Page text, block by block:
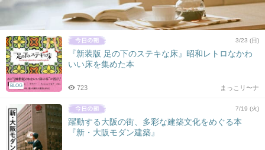
BLOG
3/23 (日)
『新装版 足の下のステキな床』昭和レトロなかわ
いい床を集めた本
まっこリ〜ナ
723
7/19 (火)
躍動する大阪の街、多彩な建築文化をめぐる本
『新・大阪モダン建築』